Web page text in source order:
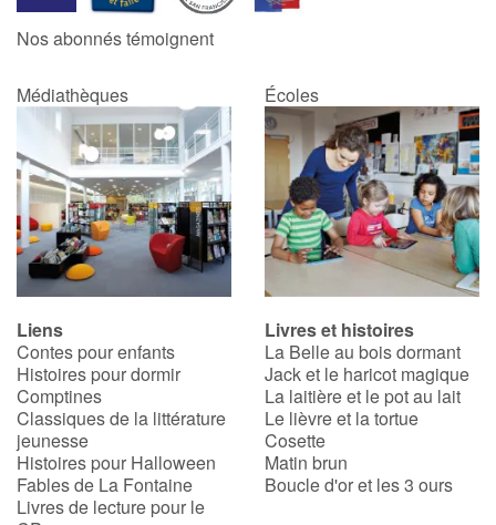
Nos abonnés témoignent
Médiathèques Écoles
Liens
Contes pour enfants
Histoires pour dormir
Comptines
Classiques de la littérature
jeunesse
Histoires pour Halloween
Fables de La Fontaine
Livres de lecture pour le
Livres et histoires
La Belle au bois dormant
Jack et le haricot magique
La laitière et le pot au lait
Le lièvre et la tortue
Cosette
Matin brun
Boucle d'or et les 3 ours